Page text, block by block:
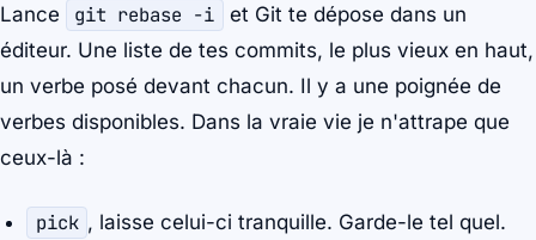
Lance git rebase -i
et Git te dépose dans un
éditeur. Une liste de tes commits, le plus vieux en haut,
un verbe posé devant chacun. Il y a une poignée de
verbes disponibles. Dans la vraie vie je n'attrape que
ceux-là :
pick , laisse celui-ci tranquille. Garde-le tel quel.